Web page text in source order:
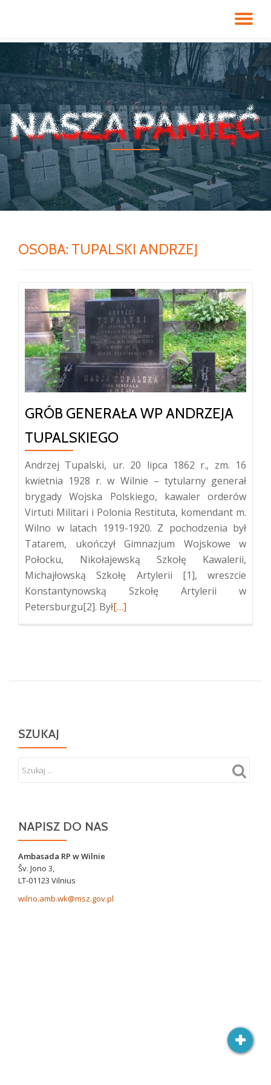
do
OSOBA: TUPALSKI ANDRZEJ
GRÓB GENERAŁA WP ANDRZEJA
TUPALSKIEGO
Andrzej Tupalski, ur. 20 lipca 1862 r., zm. 16
kwietnia 1928 r. w Wilnie – tytularny generał
brygady Wojska Polskiego, kawaler orderów
Virtuti Militari i Polonia Restituta, komendant m.
Wilno w latach 1919-1920. Z pochodzenia był
Tatarem, ukończył Gimnazjum Wojskowe w
Połocku, Nikołajewską Szkołę Kawalerii,
Michajłowską Szkołę Artylerii [1], wreszcie
Konstantynowską Szkołę Artylerii w
Petersburgu[2]. ByłWięcej
Tupalskiego
[…]
SZUKAJ
NAPISZ DO NAS
Ambasada RP w Wilnie
Šv. Jono 3,
LT-01123 Vilnius
wilno.amb.wk@msz.gov.pl